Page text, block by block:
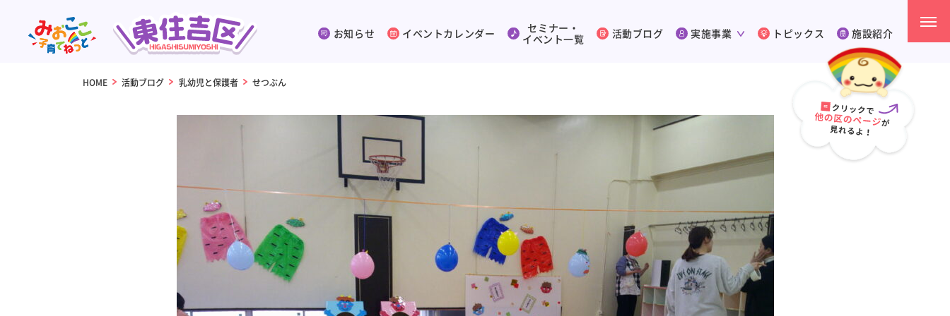
お知らせ イベントカレンダー
セミナー・
イベント一覧
活動ブログ 実施事業 トピックス 施設紹介
HOME > 活動ブログ > 乳幼児と保護者 > せつぶん